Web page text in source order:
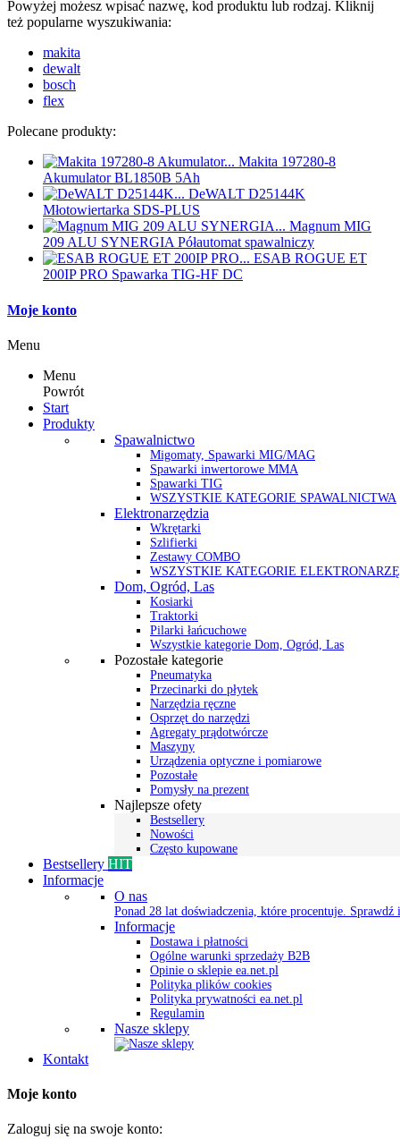
Powyżej możesz wpisać nazwę, kod produktu lub rodzaj. Kliknij
też popularne wyszukiwania:
makita
dewalt
bosch
flex
Polecane produkty:
Makita 197280-8
Akumulator BL1850B 5Ah
DeWALT D25144K
Młotowiertarka SDS-PLUS
Magnum MIG
209 ALU SYNERGIA Półautomat spawalniczy
ESAB ROGUE ET
200IP PRO Spawarka TIG-HF DC
Moje konto
Menu
Menu
Powrót
Start
Produkty
Spawalnictwo
Migomaty, Spawarki MIG/MAG
Spawarki inwertorowe MMA
Spawarki TIG
WSZYSTKIE KATEGORIE SPAWALNICTWA
Elektronarzędzia
Wkrętarki
Szlifierki
Zestawy COMBO
WSZYSTKIE KATEGORIE
Dom, Ogród, Las
Kosiarki
Traktorki
Pilarki łańcuchowe
Wszystkie kategorie Dom, Ogród, Las
Pozostałe kategorie
Pneumatyka
Przecinarki do płytek
Narzędzia ręczne
Osprzęt do narzędzi
Agregaty prądotwórcze
Maszyny
Urządzenia optyczne i pomiarowe
Pozostałe
Pomysły na prezent
Najlepsze ofety
Bestsellery
Nowości
Często kupowane
Bestsellery HIT
Informacje
O nas
Ponad 28 lat doświadczenia, które procentuje.
Informacje
Dostawa i płatności
Ogólne warunki sprzedaży B2B
Opinie o sklepie ea.net.pl
Polityka plików cookies
Polityka prywatności ea.net.pl
Regulamin
Nasze sklepy
Kontakt
Moje konto
Zaloguj się na swoje konto: